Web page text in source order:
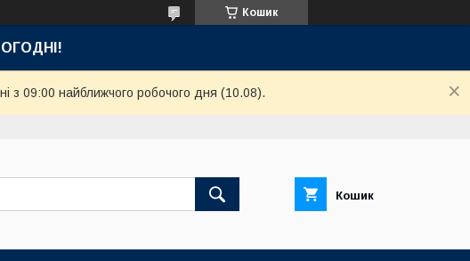
Кошик
з 09:00 найближчого робочого дня (10.08).
Кошик